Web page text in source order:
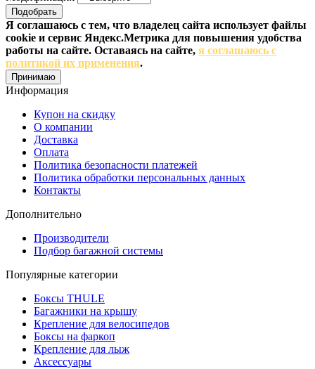
Подобрать
Я соглашаюсь с тем, что владелец сайта использует файлы
cookie и сервис Яндекс.Метрика для повышения удобства
работы на сайте. Оставаясь на сайте, я соглашаюсь с
политикой их применения.
Принимаю
Информация
Купон на скидку
О компании
Доставка
Оплата
Политика безопасности платежей
Политика обработки персональных данных
Контакты
Дополнительно
Производители
Подбор багажной системы
Популярные категории
Боксы THULE
Багажники на крышу
Крепление для велосипедов
Боксы на фаркоп
Крепление для лыж
Аксессуары